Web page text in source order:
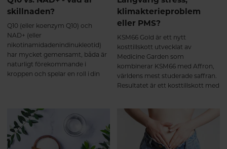
(Affron®) bidrar till avslappning,
emotionell balans, positiv
sinnesstämning samt förbättrad
sexlust (libido). B6 (P-5-P) bidrar
till att reglera hormonaktiveten
samt nervsystemets normala
funktion.
skillnaden?
Q10 (eller koenzym Q10) och
NAD+ (eller
nikotinamidadenindinukleotid)
har mycket gemensamt, båda är
naturligt förekommande i
kroppen och spelar en roll i din
veta mer om Q10 och NAD+ och
hur du kan bibehålla hälsosamma
nivåer för ett hälsosamt åldrande.
klimakterieproblem
eller PMS?
KSM66 Gold är ett nytt
kosttillskott utvecklat av
Medicine Garden som
kombinerar KSM66 med Affron,
världens mest studerade saffran.
Resultatet är ett kosttillskott med
sömnproblem och sexuell olust.